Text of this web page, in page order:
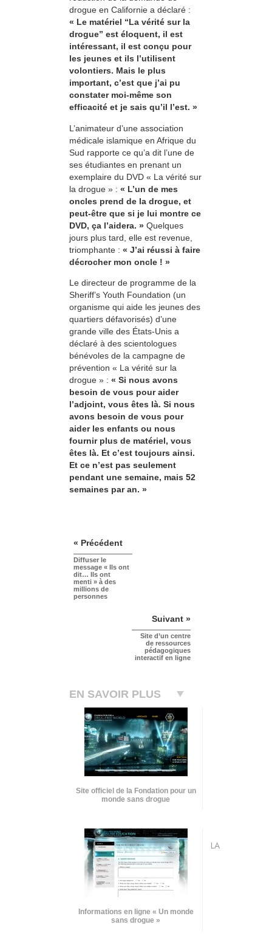
drogue en Californie a déclaré :
« Le matériel “La vérité sur la
drogue” est éloquent, il est
intéressant, il est conçu pour
les jeunes et ils l’utilisent
volontiers. Mais le plus
important, c’est que j’ai pu
constater moi-même son
efficacité et je sais qu’il l’est. »
L’animateur d’une association
médicale islamique en Afrique du
Sud rapporte ce qu’a dit l’une de
ses étudiantes en prenant un
exemplaire du DVD « La vérité sur
la drogue » : « L’un de mes
oncles prend de la drogue, et
peut-être que si je lui montre ce
DVD, ça l’aidera. » Quelques
jours plus tard, elle est revenue,
triomphante : « J’ai réussi à faire
décrocher mon oncle ! »
Le directeur de programme de la
Sheriff’s Youth Foundation (un
organisme qui aide les jeunes des
quartiers défavorisés) d’une
grande ville des États-Unis a
déclaré à des scientologues
bénévoles de la campagne de
prévention « La vérité sur la
drogue » : « Si nous avons
besoin de vous pour aider
l’adjoint, vous êtes là. Si nous
avons besoin de vous pour
aider les enfants ou nous
fournir plus de matériel, vous
êtes là. Et c’est toujours ainsi.
Et ce n’est pas seulement
pendant une semaine, mais 52
semaines par an. »
« Précédent
Diffuser le
message « Ils ont
dit… Ils ont
menti » à des
millions de
personnes
Suivant »
Site d’un centre
de ressources
pédagogiques
interactif en ligne
EN SAVOIR PLUS
Site officiel de la Fondation pour un
monde sans drogue
Informations en ligne « Un monde
sans drogue »
LA